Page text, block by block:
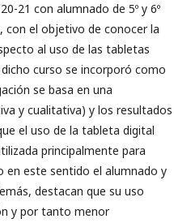
21 con alumnado de 5º y 6º
con el objetivo de conocer la
al uso de las tabletas
curso se incorporó como
se basa en una
y cualitativa) y los resultados
el uso de la tableta digital
principalmente para
en este sentido el alumnado y
destacan que su uso
y por tanto menor